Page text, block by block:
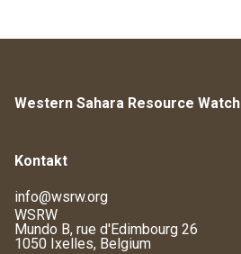
Western Sahara Resource Watch
Kontakt
info@wsrw.org
WSRW
Mundo B, rue d'Edimbourg 26
1050 Ixelles, Belgium